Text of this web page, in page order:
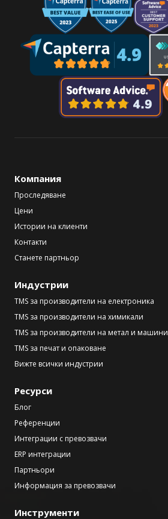
Компания
Проследяване
Цени
Истории на клиенти
Контакти
Станете партньор
Индустрии
TMS за производители на електроника
TMS за производители на химикали
TMS за производители на метал и машини
TMS за печат и опаковане
Вижте всички индустрии
Ресурси
Блог
Референции
Интеграции с превозвачи
ERP интеграции
Партньори
Информация за превозвачи
Инструменти